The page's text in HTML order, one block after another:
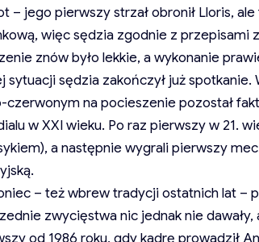
– jego pierwszy strzał obronił Lloris,
więc sędzia zgodnie z przepisami
znów było lekkie, a wykonanie
sytuacji sędzia zakończył już
czerwonym na pocieszenie pozostał
w XXI wieku. Po raz pierwszy w 21.
a następnie wygrali pierwszy
– też wbrew tradycji ostatnich lat –
zwycięstwa nic jednak nie dawały,